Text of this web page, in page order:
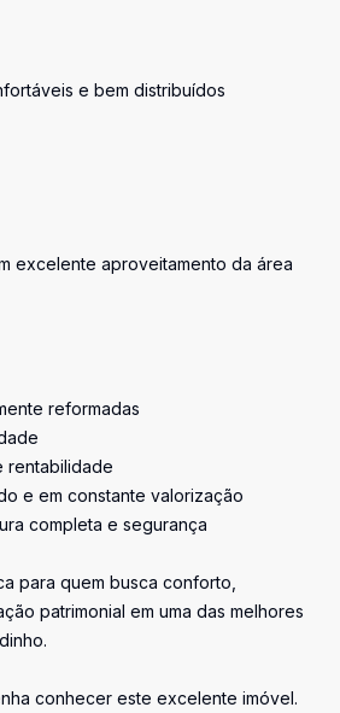
e bem distribuídos
excelente aproveitamento da área
reformadas
rentabilidade
e em constante valorização
completa e segurança
para quem busca conforto,
patrimonial em uma das melhores
conhecer este excelente imóvel.